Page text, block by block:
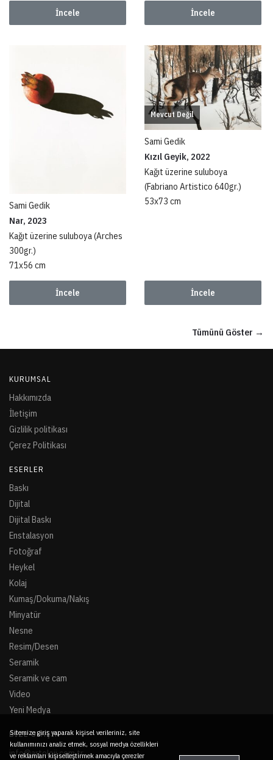
İncele İncele
Sami Gedik
Nar, 2023
Kağıt üzerine suluboya (Arches
300gr.)
71x56 cm
İncele
Mevcut Değil
Sami Gedik
Kızıl Geyik, 2022
Kağıt üzerine suluboya
(Fabriano Artistico 640gr.)
53x73 cm
İncele
Tümünü Göster →
KURUMSAL
Hakkımızda
İletişim
Gizlilik politikası
Çerez Politikası
ESERLER
Baskı
Dijital
Dijital Baskı
Enstalasyon
Fotoğraf
Heykel
Kolaj
Kumaş/Dokuma/Nakış
Minyatür
Nesne
Resim/Desen
Seramik
Seramik ve cam
Video
Yeni Medya
BIZE ULAŞIN
info@artoloji.com.tr
Sitemize giriş yaparak kişisel verileriniz, site
kullanımınızı analiz etmek, sosyal medya özellikleri
ve reklamları kişiselleştirmek amacıyla çerezler